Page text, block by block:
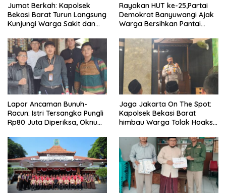
Jumat Berkah: Kapolsek
Bekasi Barat Turun Langsung
Kunjungi Warga Sakit dan
Rayakan HUT ke-25,Partai
Demokrat Banyuwangi Ajak
Warga Bersihkan Pantai
Lapor Ancaman Bunuh-
Racun: Istri Tersangka Pungli
Rp80 Juta Diperiksa, Oknum
Disdagperin
Jaga Jakarta On The Spot:
Kapolsek Bekasi Barat
himbau Warga Tolak Hoaks
Sholat Jumat